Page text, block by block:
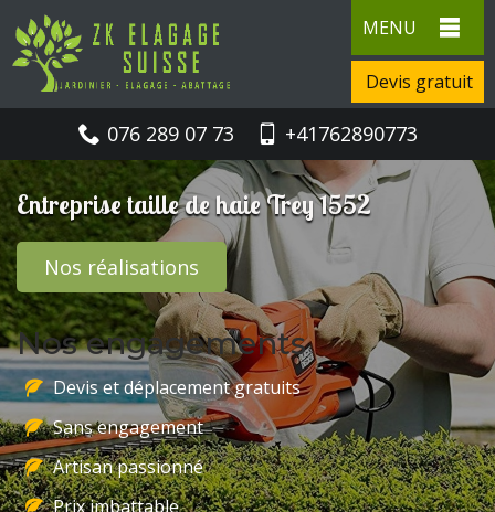
MENU
Devis gratuit
076 289 07 73 +41762890773
Entreprise taille de haie Trey 1552
Nos réalisations
Nos engagements
Devis et déplacement gratuits
Sans engagement
Artisan passionné
Prix imbattable